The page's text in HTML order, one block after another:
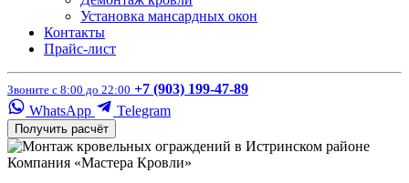
Установка мансардных окон
Контакты
Прайс-лист
Звоните с 8:00 до 22:00 +7 (903) 199-47-89
WhatsApp
Telegram
Получить расчёт
Компания «Мастера Кровли»